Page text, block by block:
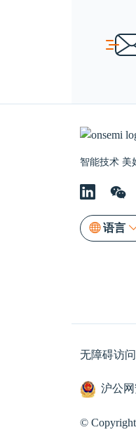
智能技术 美
语言
无障碍访问
沪公网
© Copyright